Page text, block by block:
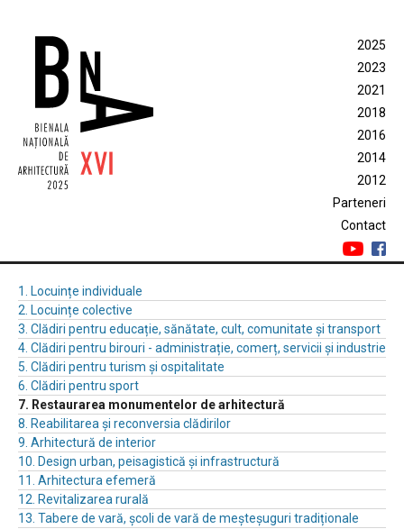
2025
2023
2021
2018
2016
2014
2012
Parteneri
Contact
1. Locuințe individuale
2. Locuințe colective
3. Clădiri pentru educație, sănătate, cult, comunitate și transport
4. Clădiri pentru birouri - administrație, comerț, servicii și industrie
5. Clădiri pentru turism și ospitalitate
6. Clădiri pentru sport
7. Restaurarea monumentelor de arhitectură
8. Reabilitarea și reconversia clădirilor
9. Arhitectură de interior
10. Design urban, peisagistică și infrastructură
11. Arhitectura efemeră
12. Revitalizarea rurală
13. Tabere de vară, școli de vară de meșteșuguri tradiționale